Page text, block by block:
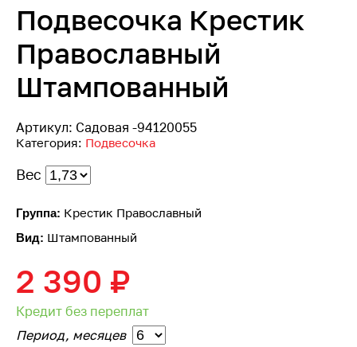
Подвесочка Крестик
Православный
Штампованный
Артикул: Садовая -94120055
Категория: Подвесочка
Вес
Группа: Крестик Православный
Вид: Штампованный
2 390 ₽
Кредит без переплат
Период, месяцев